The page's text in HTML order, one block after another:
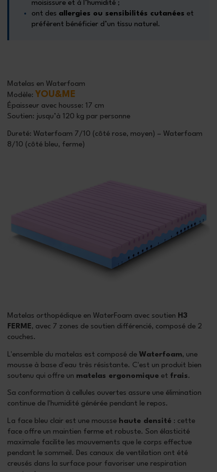
moisissure et à l’humidité ;
ont des allergies ou sensibilités cutanées et
préfèrent bénéficier d’un tissu naturel.
Matelas en Waterfoam
Modèle: YOU&ME
Épaisseur avec housse: 17 cm
Soutien: jusqu’à 120 kg par personne
Dureté: Waterfoam 7/10 (côté rose, moyen) – Waterfoam
8/10 (côté bleu, ferme)
Matelas orthopédique en WaterFoam avec soutien H3
FERME, avec 7 zones de soutien différencié, composé de 2
couches.
L'ensemble du matelas est composé de Waterfoam, une
mousse à base d'eau très résistante. C'est un produit bien
soutenu qui offre un matelas ergonomique et frais.
Sa conformation à cellules ouvertes assure une élimination
continue de l'humidité générée pendant le repos.
La face bleu clair est une mousse haute densité : cette
face offre un maintien ferme et robuste. Son élasticité
maximale facilite les mouvements que le corps effectue
pendant le sommeil. Des canaux de ventilation ont été
creusés dans la surface pour favoriser une respiration